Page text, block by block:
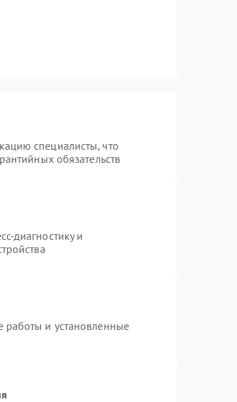
специалисты, что
обязательств
диагностику и
работы и установленные